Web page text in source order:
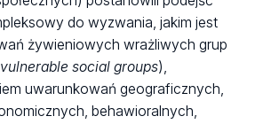
do wyzwania, jakim jest
żywieniowych wrażliwych grup
vulnerable social groups),
uwarunkowań geograficznych,
behawioralnych,